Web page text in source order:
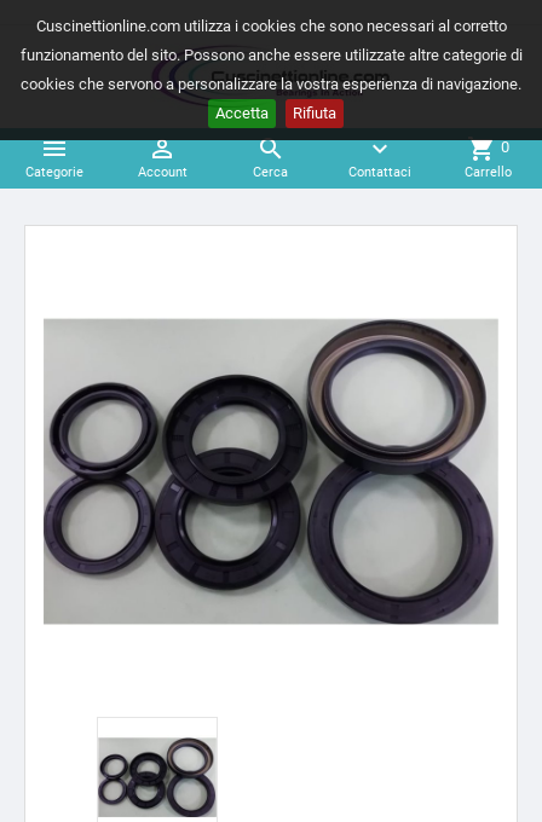
Cuscinettionline.com utilizza i cookies che sono necessari al corretto
funzionamento del sito. Possono anche essere utilizzate altre categorie di
cookies che servono a personalizzare la vostra esperienza di navigazione.
Accetta
Rifiuta

Categorie

Account

Cerca
expand_more
Contattaci
shopping_cart 0
Carrello